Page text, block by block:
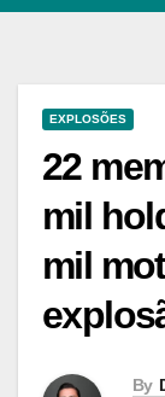
EXPLOSÕES
22
mil
mil
By